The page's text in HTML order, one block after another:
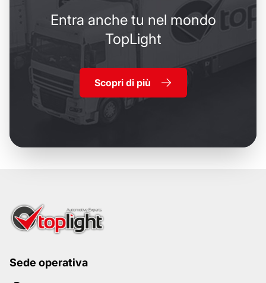
Entra anche tu nel mondo
TopLight
Scopri di più
Sede operativa